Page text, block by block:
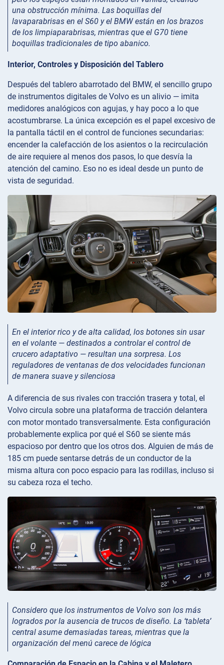
una obstrucción mínima. Las boquillas del
lavaparabrisas en el S60 y el BMW están en los brazos
de los limpiaparabrisas, mientras que el G70 tiene
boquillas tradicionales de tipo abanico.
Interior, Controles y Disposición del Tablero
Después del tablero abarrotado del BMW, el sencillo grupo
de instrumentos digitales de Volvo es un alivio — imita
medidores analógicos con agujas, y hay poco a lo que
acostumbrarse. La única excepción es el papel excesivo de
la pantalla táctil en el control de funciones secundarias:
encender la calefacción de los asientos o la recirculación
de aire requiere al menos dos pasos, lo que desvía la
atención del camino. Eso no es ideal desde un punto de
vista de seguridad.
En el interior rico y de alta calidad, los botones sin usar
en el volante — destinados a controlar el control de
crucero adaptativo — resultan una sorpresa. Los
reguladores de ventanas de dos velocidades funcionan
de manera suave y silenciosa
A diferencia de sus rivales con tracción trasera y total, el
Volvo circula sobre una plataforma de tracción delantera
con motor montado transversalmente. Esta configuración
probablemente explica por qué el S60 se siente más
espacioso por dentro que los otros dos. Alguien de más de
185 cm puede sentarse detrás de un conductor de la
misma altura con poco espacio para las rodillas, incluso si
su cabeza roza el techo.
Considero que los instrumentos de Volvo son los más
logrados por la ausencia de trucos de diseño. La ‘tableta’
central asume demasiadas tareas, mientras que la
organización del menú carece de lógica